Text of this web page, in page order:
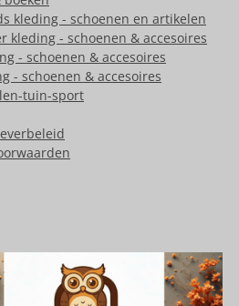
kleding - schoenen en artikelen
kleding - schoenen & accesoires
- schoenen & accesoires
- schoenen & accesoires
tuin-sport